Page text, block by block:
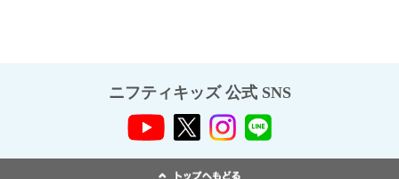
ニフティキッズ 公式 SNS